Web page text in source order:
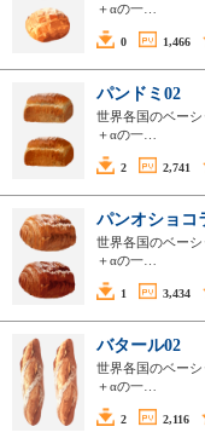
＋αの一…
0 1,466
パンドミ02
世界各国のベー
＋αの一…
2 2,741
パンオショコ
世界各国のベー
＋αの一…
1 3,434
バタール02
世界各国のベー
＋αの一…
2 2,116